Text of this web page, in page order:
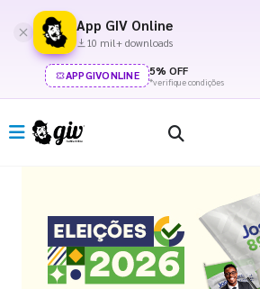
App GIV Online
10 mil+ downloads
APPGIVONLINE 5% OFF
*verifique condições